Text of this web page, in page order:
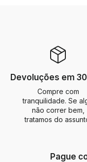
Devoluções em
Compre com
tranquilidade. Se
não correr bem,
tratamos do
Pague